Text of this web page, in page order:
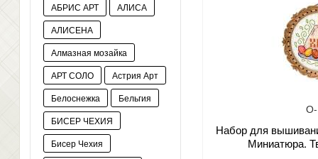
АБРИС АРТ
АЛИСА
АЛИСЕНА
Алмазная мозайка
АРТ СОЛО
Астрия Арт
Белоснежка
Бельгия
БИСЕР ЧЕХИЯ
Бисер Чехия
Набор для
Миниатюра.